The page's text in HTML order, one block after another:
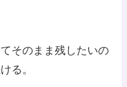
そのまま残したいの
る。